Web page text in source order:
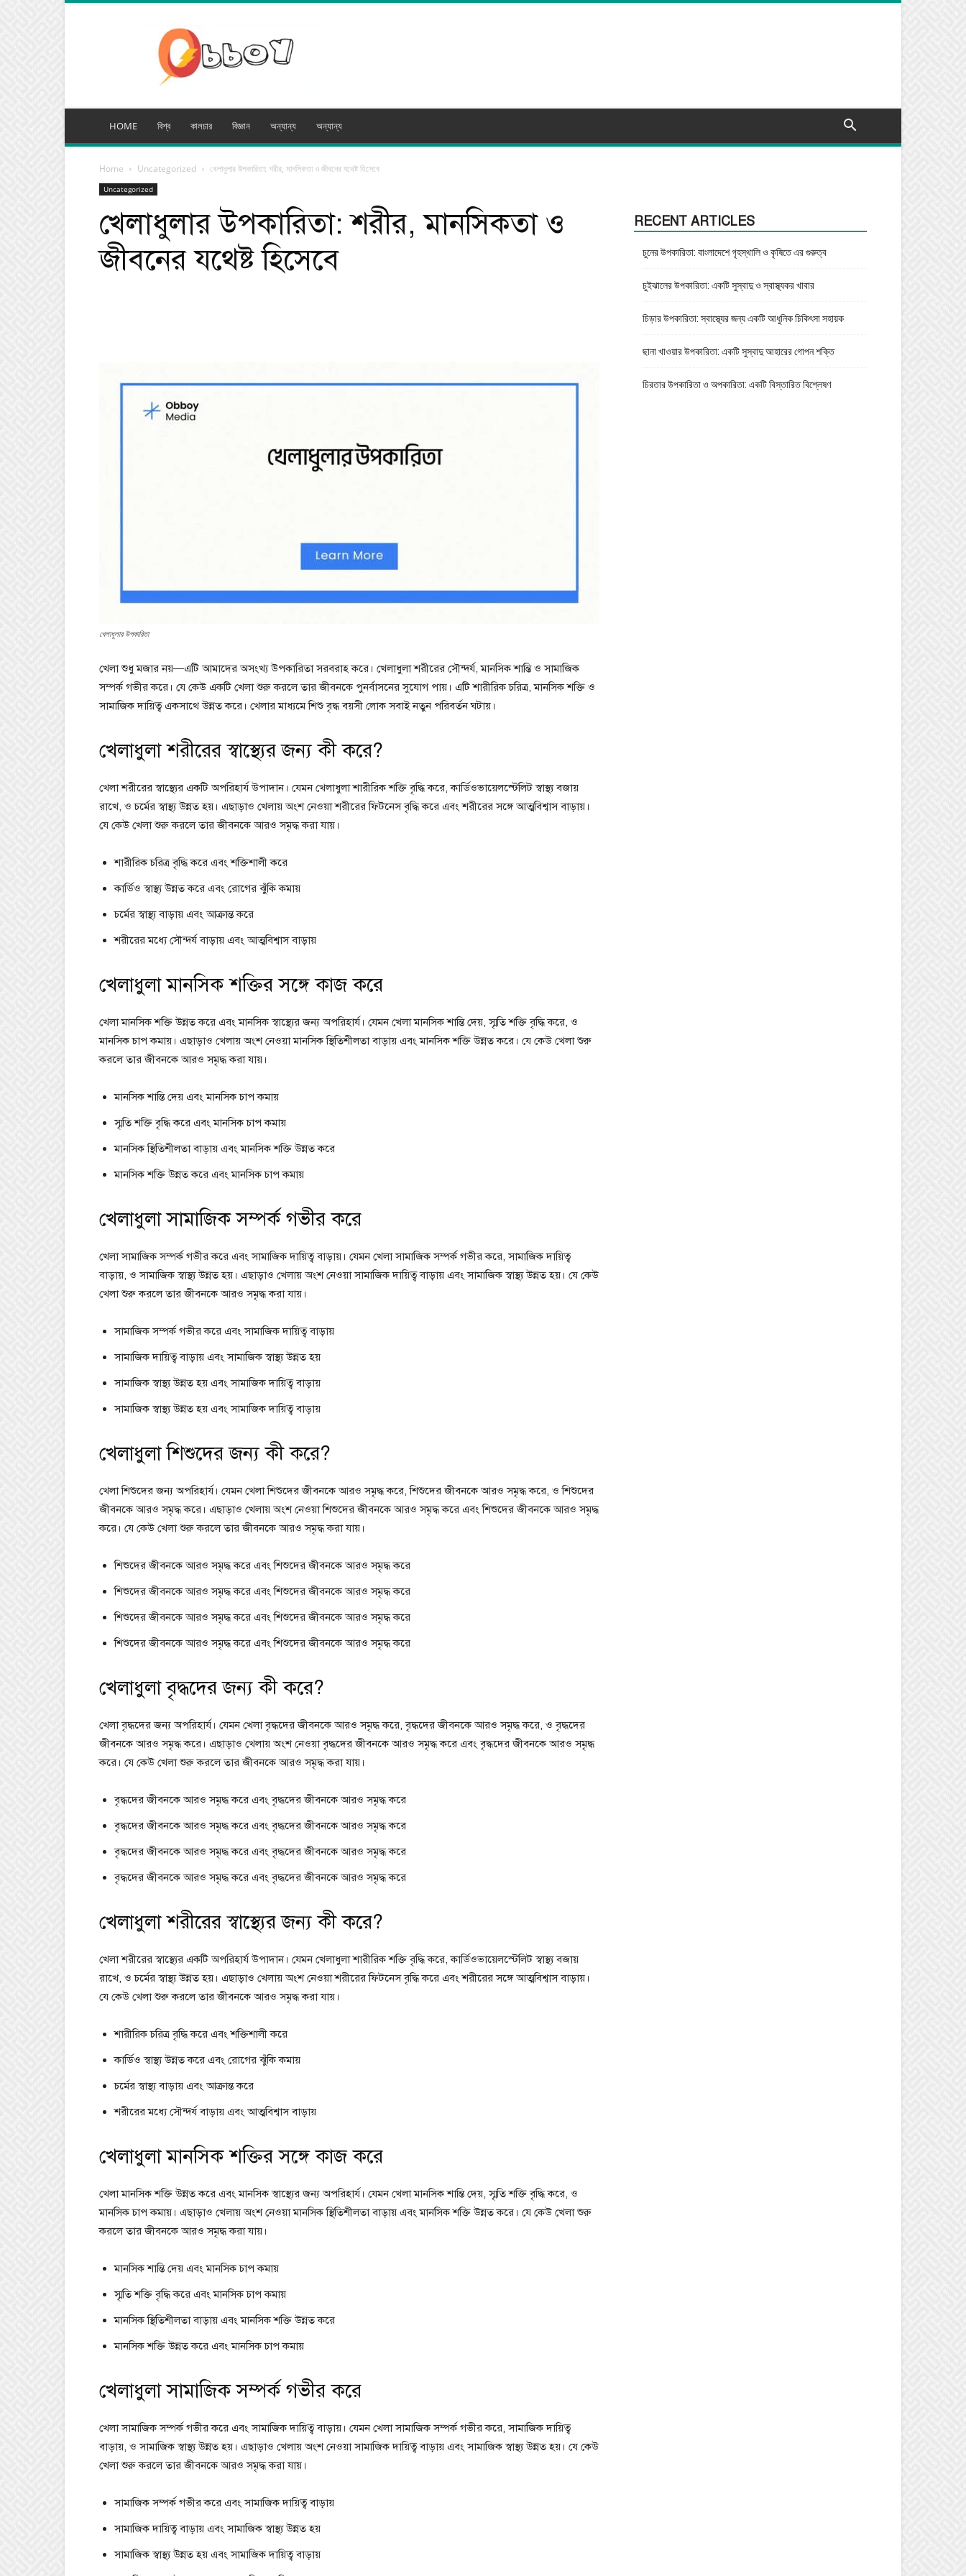
মিডিয়া
HOME বিশ্ব কালচার বিজ্ঞান অন্যান্য অন্যান্য
Home Uncategorized খেলাধুলার উপকারিতা: শরীর, মানসিকতা ও জীবনের যথেষ্ট হিসেবে
Uncategorized
খেলাধুলার উপকারিতা: শরীর, মানসিকতা ও
জীবনের যথেষ্ট হিসেবে
খেলাধুলার উপকারিতা
খেলা শুধু মজার নয়—এটি আমাদের অসংখ্য উপকারিতা সরবরাহ করে। খেলাধুলা শরীরের সৌন্দর্য, মানসিক শান্তি ও সামাজিক
সম্পর্ক গভীর করে। যে কেউ একটি খেলা শুরু করলে তার জীবনকে পুনর্বাসনের সুযোগ পায়। এটি শারীরিক চরিত্র, মানসিক শক্তি ও
সামাজিক দায়িত্ব একসাথে উন্নত করে। খেলার মাধ্যমে শিশু বৃদ্ধ বয়সী লোক সবাই নতুন পরিবর্তন ঘটায়।
খেলাধুলা শরীরের স্বাস্থ্যের জন্য কী করে?
খেলা শরীরের স্বাস্থ্যের একটি অপরিহার্য উপাদান। যেমন খেলাধুলা শারীরিক শক্তি বৃদ্ধি করে, কার্ডিওভায়েলস্টেলিট স্বাস্থ্য বজায়
রাখে, ও চর্মের স্বাস্থ্য উন্নত হয়। এছাড়াও খেলায় অংশ নেওয়া শরীরের ফিটনেস বৃদ্ধি করে এবং শরীরের সঙ্গে আত্মবিশ্বাস বাড়ায়।
যে কেউ খেলা শুরু করলে তার জীবনকে আরও সমৃদ্ধ করা যায়।
শারীরিক চরিত্র বৃদ্ধি করে এবং শক্তিশালী করে
কার্ডিও স্বাস্থ্য উন্নত করে এবং রোগের ঝুঁকি কমায়
চর্মের স্বাস্থ্য বাড়ায় এবং আক্রান্ত করে
শরীরের মধ্যে সৌন্দর্য বাড়ায় এবং আত্মবিশ্বাস বাড়ায়
খেলাধুলা মানসিক শক্তির সঙ্গে কাজ করে
খেলা মানসিক শক্তি উন্নত করে এবং মানসিক স্বাস্থ্যের জন্য অপরিহার্য। যেমন খেলা মানসিক শান্তি দেয়, স্মৃতি শক্তি বৃদ্ধি করে, ও
মানসিক চাপ কমায়। এছাড়াও খেলায় অংশ নেওয়া মানসিক স্থিতিশীলতা বাড়ায় এবং মানসিক শক্তি উন্নত করে। যে কেউ খেলা শুরু
করলে তার জীবনকে আরও সমৃদ্ধ করা যায়।
মানসিক শান্তি দেয় এবং মানসিক চাপ কমায়
স্মৃতি শক্তি বৃদ্ধি করে এবং মানসিক চাপ কমায়
মানসিক স্থিতিশীলতা বাড়ায় এবং মানসিক শক্তি উন্নত করে
মানসিক শক্তি উন্নত করে এবং মানসিক চাপ কমায়
খেলাধুলা সামাজিক সম্পর্ক গভীর করে
খেলা সামাজিক সম্পর্ক গভীর করে এবং সামাজিক দায়িত্ব বাড়ায়। যেমন খেলা সামাজিক সম্পর্ক গভীর করে, সামাজিক দায়িত্ব
বাড়ায়, ও সামাজিক স্বাস্থ্য উন্নত হয়। এছাড়াও খেলায় অংশ নেওয়া সামাজিক দায়িত্ব বাড়ায় এবং সামাজিক স্বাস্থ্য উন্নত হয়। যে কেউ
খেলা শুরু করলে তার জীবনকে আরও সমৃদ্ধ করা যায়।
সামাজিক সম্পর্ক গভীর করে এবং সামাজিক দায়িত্ব বাড়ায়
সামাজিক দায়িত্ব বাড়ায় এবং সামাজিক স্বাস্থ্য উন্নত হয়
সামাজিক স্বাস্থ্য উন্নত হয় এবং সামাজিক দায়িত্ব বাড়ায়
সামাজিক স্বাস্থ্য উন্নত হয় এবং সামাজিক দায়িত্ব বাড়ায়
খেলাধুলা শিশুদের জন্য কী করে?
খেলা শিশুদের জন্য অপরিহার্য। যেমন খেলা শিশুদের জীবনকে আরও সমৃদ্ধ করে, শিশুদের জীবনকে আরও সমৃদ্ধ করে, ও শিশুদের
জীবনকে আরও সমৃদ্ধ করে। এছাড়াও খেলায় অংশ নেওয়া শিশুদের জীবনকে আরও সমৃদ্ধ করে এবং শিশুদের জীবনকে আরও সমৃদ্ধ
করে। যে কেউ খেলা শুরু করলে তার জীবনকে আরও সমৃদ্ধ করা যায়।
শিশুদের জীবনকে আরও সমৃদ্ধ করে এবং শিশুদের জীবনকে আরও সমৃদ্ধ করে
শিশুদের জীবনকে আরও সমৃদ্ধ করে এবং শিশুদের জীবনকে আরও সমৃদ্ধ করে
শিশুদের জীবনকে আরও সমৃদ্ধ করে এবং শিশুদের জীবনকে আরও সমৃদ্ধ করে
শিশুদের জীবনকে আরও সমৃদ্ধ করে এবং শিশুদের জীবনকে আরও সমৃদ্ধ করে
খেলাধুলা বৃদ্ধদের জন্য কী করে?
খেলা বৃদ্ধদের জন্য অপরিহার্য। যেমন খেলা বৃদ্ধদের জীবনকে আরও সমৃদ্ধ করে, বৃদ্ধদের জীবনকে আরও সমৃদ্ধ করে, ও বৃদ্ধদের
জীবনকে আরও সমৃদ্ধ করে। এছাড়াও খেলায় অংশ নেওয়া বৃদ্ধদের জীবনকে আরও সমৃদ্ধ করে এবং বৃদ্ধদের জীবনকে আরও সমৃদ্ধ
করে। যে কেউ খেলা শুরু করলে তার জীবনকে আরও সমৃদ্ধ করা যায়।
বৃদ্ধদের জীবনকে আরও সমৃদ্ধ করে এবং বৃদ্ধদের জীবনকে আরও সমৃদ্ধ করে
বৃদ্ধদের জীবনকে আরও সমৃদ্ধ করে এবং বৃদ্ধদের জীবনকে আরও সমৃদ্ধ করে
বৃদ্ধদের জীবনকে আরও সমৃদ্ধ করে এবং বৃদ্ধদের জীবনকে আরও সমৃদ্ধ করে
বৃদ্ধদের জীবনকে আরও সমৃদ্ধ করে এবং বৃদ্ধদের জীবনকে আরও সমৃদ্ধ করে
খেলাধুলা শরীরের স্বাস্থ্যের জন্য কী করে?
খেলা শরীরের স্বাস্থ্যের একটি অপরিহার্য উপাদান। যেমন খেলাধুলা শারীরিক শক্তি বৃদ্ধি করে, কার্ডিওভায়েলস্টেলিট স্বাস্থ্য বজায়
রাখে, ও চর্মের স্বাস্থ্য উন্নত হয়। এছাড়াও খেলায় অংশ নেওয়া শরীরের ফিটনেস বৃদ্ধি করে এবং শরীরের সঙ্গে আত্মবিশ্বাস বাড়ায়।
যে কেউ খেলা শুরু করলে তার জীবনকে আরও সমৃদ্ধ করা যায়।
শারীরিক চরিত্র বৃদ্ধি করে এবং শক্তিশালী করে
কার্ডিও স্বাস্থ্য উন্নত করে এবং রোগের ঝুঁকি কমায়
চর্মের স্বাস্থ্য বাড়ায় এবং আক্রান্ত করে
শরীরের মধ্যে সৌন্দর্য বাড়ায় এবং আত্মবিশ্বাস বাড়ায়
খেলাধুলা মানসিক শক্তির সঙ্গে কাজ করে
খেলা মানসিক শক্তি উন্নত করে এবং মানসিক স্বাস্থ্যের জন্য অপরিহার্য। যেমন খেলা মানসিক শান্তি দেয়, স্মৃতি শক্তি বৃদ্ধি করে, ও
মানসিক চাপ কমায়। এছাড়াও খেলায় অংশ নেওয়া মানসিক স্থিতিশীলতা বাড়ায় এবং মানসিক শক্তি উন্নত করে। যে কেউ খেলা শুরু
করলে তার জীবনকে আরও সমৃদ্ধ করা যায়।
মানসিক শান্তি দেয় এবং মানসিক চাপ কমায়
স্মৃতি শক্তি বৃদ্ধি করে এবং মানসিক চাপ কমায়
মানসিক স্থিতিশীলতা বাড়ায় এবং মানসিক শক্তি উন্নত করে
মানসিক শক্তি উন্নত করে এবং মানসিক চাপ কমায়
খেলাধুলা সামাজিক সম্পর্ক গভীর করে
খেলা সামাজিক সম্পর্ক গভীর করে এবং সামাজিক দায়িত্ব বাড়ায়। যেমন খেলা সামাজিক সম্পর্ক গভীর করে, সামাজিক দায়িত্ব
বাড়ায়, ও সামাজিক স্বাস্থ্য উন্নত হয়। এছাড়াও খেলায় অংশ নেওয়া সামাজিক দায়িত্ব বাড়ায় এবং সামাজিক স্বাস্থ্য উন্নত হয়। যে কেউ
খেলা শুরু করলে তার জীবনকে আরও সমৃদ্ধ করা যায়।
সামাজিক সম্পর্ক গভীর করে এবং সামাজিক দায়িত্ব বাড়ায়
সামাজিক দায়িত্ব বাড়ায় এবং সামাজিক স্বাস্থ্য উন্নত হয়
সামাজিক স্বাস্থ্য উন্নত হয় এবং সামাজিক দায়িত্ব বাড়ায়
RECENT ARTICLES
চুনের উপকারিতা: বাংলাদেশে গৃহস্থালি ও কৃষিতে এর গুরুত্ব
চুইঝালের উপকারিতা: একটি সুস্বাদু ও স্বাস্থ্যকর খাবার
চিড়ার উপকারিতা: স্বাস্থ্যের জন্য একটি আধুনিক চিকিৎসা সহায়ক
ছানা খাওয়ার উপকারিতা: একটি সুস্বাদু আহারের গোপন শক্তি
চিরতার উপকারিতা ও অপকারিতা: একটি বিস্তারিত বিশ্লেষণ